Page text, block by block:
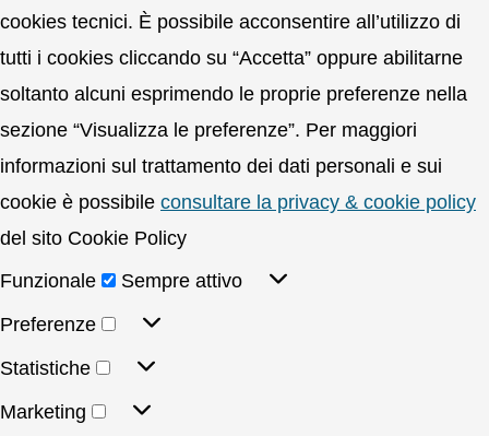
cookies tecnici. È possibile acconsentire all’utilizzo di
tutti i cookies cliccando su “Accetta” oppure abilitarne
soltanto alcuni esprimendo le proprie preferenze nella
sezione “Visualizza le preferenze”. Per maggiori
informazioni sul trattamento dei dati personali e sui
cookie è possibile consultare la privacy & cookie policy
del sito Cookie Policy
Funzionale
Sempre attivo
Preferenze
Statistiche
Marketing